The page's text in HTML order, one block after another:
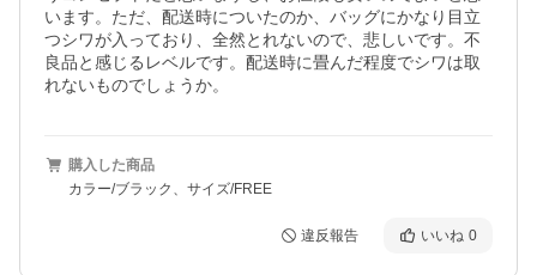
います。ただ、配送時についたのか、バッグにかなり目立
つシワが入っており、全然とれないので、悲しいです。不
良品と感じるレベルです。配送時に畳んだ程度でシワは取
れないものでしょうか。
購入した商品
カラー/ブラック、サイズ/FREE
違反報告 いいね 0